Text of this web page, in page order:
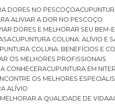
DORES NO PESCOÇO
ALIVIAR A DOR NO PESCOÇO
DORES E MELHORAR SEU BEM-
ACUPUNTURA COLUNA: ALÍVIO E
COLUNA: BENEFÍCIOS E
OS MELHORES PROFISSIONAIS
CONHECER
ACUPUNTURA EM
OS MELHORES
ALÍVIO
A QUALIDADE DE VIDA